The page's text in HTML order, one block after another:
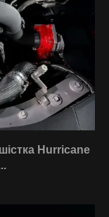
Hurricane